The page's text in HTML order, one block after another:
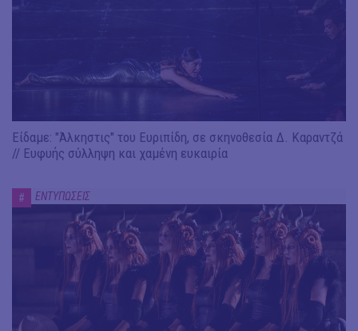
Είδαμε: "Άλκηστις" του Ευριπίδη, σε σκηνοθεσία Δ. Καραντζά
// Ευφυής σύλληψη και χαμένη ευκαιρία
# ΕΝΤΥΠΩΣΕΙΣ